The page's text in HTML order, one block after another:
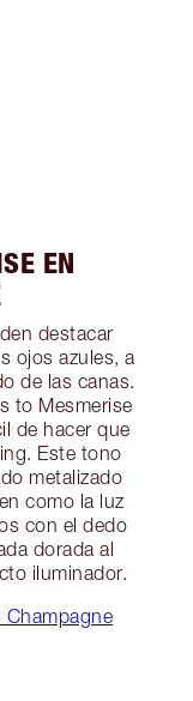
EN
destacar
ojos azules, a
de las canas.
to Mesmerise
de hacer que
Este tono
metalizado
como la luz
con el dedo
dorada al
iluminador.
Champagne